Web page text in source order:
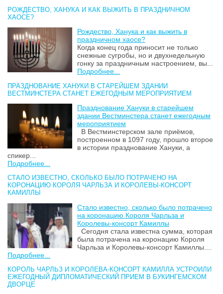
РОЖДЕСТВО, ХАНУКА И КАК ВЫЖИТЬ В ПРАЗДНИЧНОМ
ХАОСЕ?
Рождество, Ханука и как выжить в
праздничном хаосе?
Когда конец года приносит не только
снежные сугробы, но и двухнедельную
гонку за праздничным настроением, вы...
Подробнее...
ПРАЗДНОВАНИЕ ХАНУКИ В СТАРЕЙШЕМ ЗДАНИИ
ВЕСТМИНСТЕРА СТАНЕТ ЕЖЕГОДНЫМ МЕРОПРИЯТИЕМ
Празднование Хануки в старейшем
здании Вестминстера станет ежегодным
мероприятием
В Вестминстерском зале приёмов,
построенном в 1097 году, прошло второе
в истории празднование Хануки, а
спикер...
Подробнее...
СТАЛО ИЗВЕСТНО, СКОЛЬКО БЫЛО ПОТРАЧЕНО НА
КОРОНАЦИЮ КОРОЛЯ ЧАРЛЬЗА И КОРОЛЕВЫ-КОНСОРТ
КАМИЛЛЫ
Стало известно, сколько было потрачено
на коронацию Короля Чарльза и
Королевы-консорт Камиллы
Сегодня стала известна сумма, которая
была потрачена на коронацию Короля
Чарльза и Королевы-консорт Камиллы....
Подробнее...
КОРОЛЬ ЧАРЛЬЗ И КОРОЛЕВА-КОНСОРТ КАМИЛЛА УСТРОИЛИ
ЕЖЕГОДНЫЙ ДИПЛОМАТИЧЕСКИЙ ПРИЕМ В БУКИНГЕМСКОМ
ДВОРЦЕ